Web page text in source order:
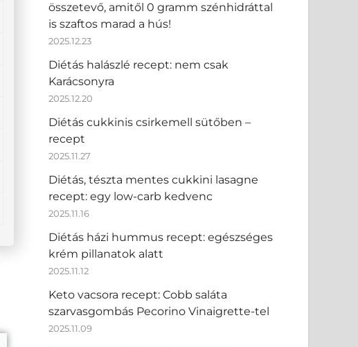
összetevő, amitől 0 gramm szénhidráttal
is szaftos marad a hús!
2025.12.23
Diétás halászlé recept: nem csak
Karácsonyra
2025.12.20
Diétás cukkinis csirkemell sütőben –
recept
2025.11.27
Diétás, tészta mentes cukkini lasagne
recept: egy low-carb kedvenc
2025.11.16
Diétás házi hummus recept: egészséges
krém pillanatok alatt
2025.11.12
Keto vacsora recept: Cobb saláta
szarvasgombás Pecorino Vinaigrette-tel
2025.11.09